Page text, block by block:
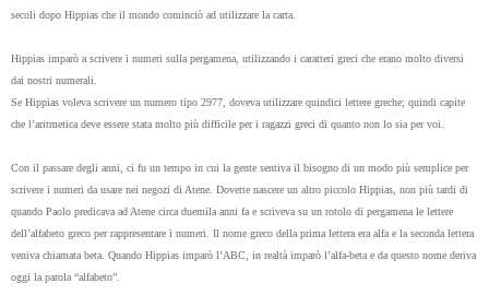
secoli dopo Hippias che il mondo cominciò ad utilizzare la carta.
Hippias imparò a scrivere i numeri sulla pergamena, utilizzando i caratteri greci che erano molto diversi
dai nostri numerali.
Se Hippias voleva scrivere un numero tipo 2977, doveva utilizzare quindici lettere greche; quindi capite
che l’aritmetica deve essere stata molto più difficile per i ragazzi greci di quanto non lo sia per voi.
Con il passare degli anni, ci fu un tempo in cui la gente sentiva il bisogno di un modo più semplice per
scrivere i numeri da usare nei negozi di Atene. Dovette nascere un altro piccolo Hippias, non più tardi di
quando Paolo predicava ad Atene circa duemila anni fa e scriveva su un rotolo di pergamena le lettere
dell’alfabeto greco per rappresentare i numeri. Il nome greco della prima lettera era alfa e la seconda lettera
veniva chiamata beta. Quando Hippias imparò l’ABC, in realtà imparò l’alfa-beta e da questo nome deriva
oggi la parola “alfabeto”.